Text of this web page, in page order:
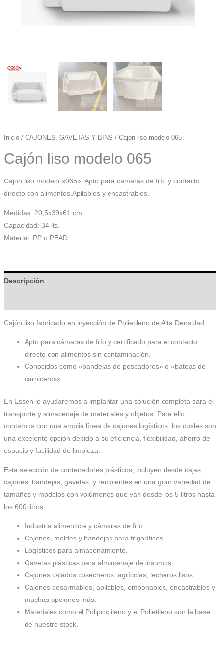
Inicio/ CAJONES, GAVETAS Y BINS / Cajón liso modelo 065
Cajón liso modelo 065
Cajón liso modelo «065». Apto para cámaras de frío y contacto
directo con alimentos.Apilables y encastrables.
Medidas: 20,5x39x61 cm.
Capacidad: 34 lts.
Material: PP o PEAD.
Descripción
Cajón liso fabricado en inyección de Polietileno de Alta Densidad.
Apto para cámaras de frío y certificado para el contacto
directo con alimentos sin contaminación.
Conocidos como «bandejas de pescadores» o «bateas de
carniceros».
En Essen le ayudaremos a implantar una solución completa para el
transporte y almacenaje de materiales y objetos. Para ello
contamos con una amplia línea de cajones logísticos, los cuales son
una excelente opción debido a su eficiencia, flexibilidad, ahorro de
espacio y facilidad de limpieza.
Esta selección de contenedores plásticos, incluyen desde cajas,
cajones, bandejas, gavetas, y recipientes en una gran variedad de
tamaños y modelos con volúmenes que van desde los 5 litros hasta
los 600 litros.
Industria alimenticia y cámaras de frío.
Cajones, moldes y bandejas para frigoríficos.
Logísticos para almacenamiento.
Gavetas plásticas para almacenaje de insumos.
Cajones calados cosecheros, agrícolas, lecheros lisos.
Cajones desarmables, apilables, embonables, encastrables y
muchas opciones más.
Materiales como el Polipropileno y el Polietileno son la base
de nuestro stock.